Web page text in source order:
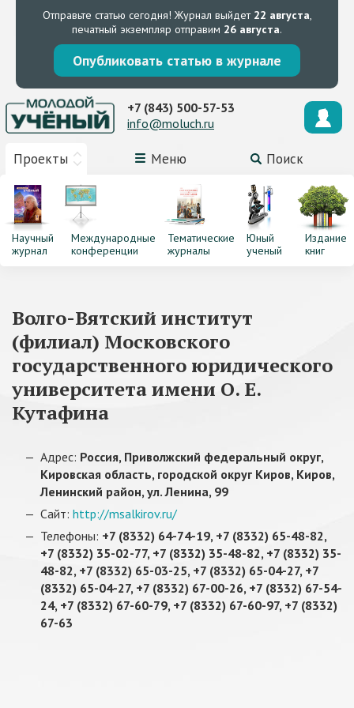
Отправьте статью сегодня! Журнал выйдет 22 августа,
печатный экземпляр отправим 26 августа.
Опубликовать статью в журнале
Проекты Меню Поиск
+7 (843) 500-57-53
info@moluch.ru
Научный
журнал
Международные
конференции
Тематические
журналы
Юный
ученый
Издание
книг
Волго-Вятский институт
(филиал) Московского
государственного юридического
университета имени О. Е.
Кутафина
Адрес: Россия, Приволжский федеральный округ,
Кировская область, городской округ Киров, Киров,
Ленинский район, ул. Ленина, 99
Сайт: http://msalkirov.ru/
Телефоны: +7 (8332) 64-74-19, +7 (8332) 65-48-82,
+7 (8332) 35-02-77, +7 (8332) 35-48-82, +7 (8332) 35-
48-82, +7 (8332) 65-03-25, +7 (8332) 65-04-27, +7
(8332) 65-04-27, +7 (8332) 67-00-26, +7 (8332) 67-54-
24, +7 (8332) 67-60-79, +7 (8332) 67-60-97, +7 (8332)
67-63